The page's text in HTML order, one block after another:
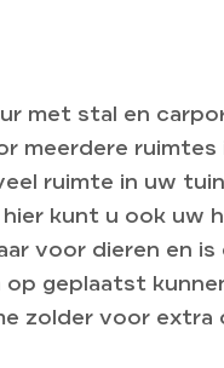
met stal en
meerdere ruimtes
ruimte in uw
kunt u ook uw
voor dieren en
op geplaatst
zolder voor extra